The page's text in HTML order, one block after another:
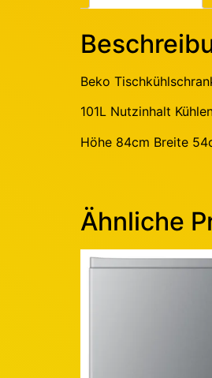
Beko
101L Nutzinhalt
Höhe 84cm Breite
Ähnliche